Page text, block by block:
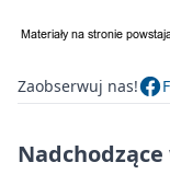
Zaobserwuj nas!